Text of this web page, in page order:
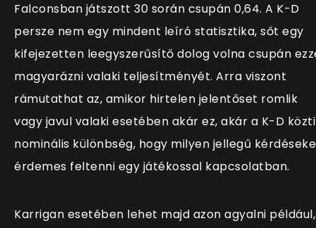
Falconsban játszott 30 során csupán 0,64. A K-D
persze nem egy mindent leíró statisztika, sőt egy
kifejezetten leegyszerűsítő dolog volna csupán
magyarázni valaki teljesítményét. Arra viszont
rámutathat az, amikor hirtelen jelentőset romlik
vagy javul valaki esetében akár ez, akár a K-D közti
nominális különbség, hogy milyen jellegű
érdemes feltenni egy játékossal kapcsolatban.
Karrigan esetében lehet majd azon agyalni például,